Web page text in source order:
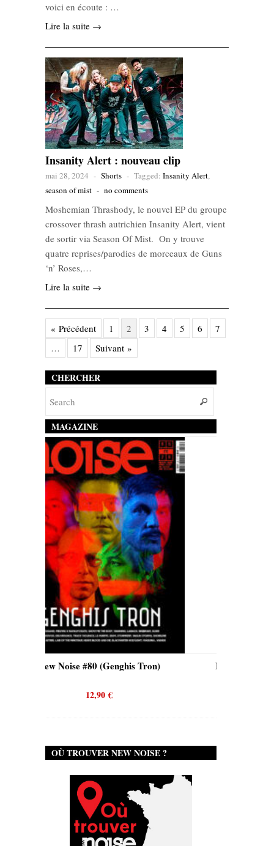
voici en écoute : …
Lire la suite →
Insanity Alert : nouveau clip
mai 28, 2024 - Shorts - Tagged: Insanity Alert,
season of mist - no comments
Moshemian Thrashody, le nouvel EP du groupe
crossover thrash autrichien Insanity Alert, vient
de sortir via Season Of Mist. On y trouve
quatre reprises/parodies de morceaux de Guns
‘n’ Roses,…
Lire la suite →
« Précédent 1 2 3 4 5 6
7
…
17 Suivant »
CHERCHER
MAGAZINE
New Noise #80 (Quicksand)
OÙ TROUVER NEW NOISE ?